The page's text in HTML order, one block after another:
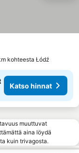
kohteesta Łódź
Katso hinnat
muuttuvat
aina löydä
kuin trivagosta.